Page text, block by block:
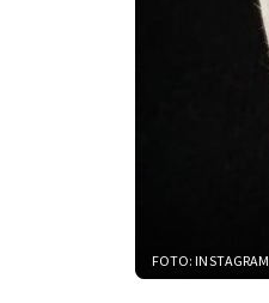
FOTO: INSTAGRAM